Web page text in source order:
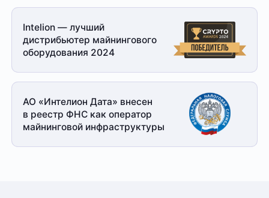
заказ оформляется на юридическое лицо.
При получении заказа необходимо иметь при себе
доверенность от организации-заказчика и паспорт
для удостоверения личности
Доставка
Отправка товара осуществляется с понедельника
по пятницу с 10-00 до 19-00. При получении товара
необходимо предоставить паспорт и квитанцию
Intelion — лучший
дистрибьютер майнингового
оборудования 2024
АО «Интелион Дата» внесен
в реестр ФНС как оператор
майнинговой инфраструктуры